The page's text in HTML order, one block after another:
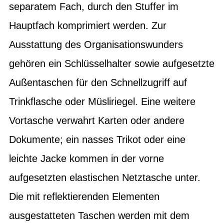
separatem Fach, durch den Stuffer im
Hauptfach komprimiert werden. Zur
Ausstattung des Organisationswunders
gehören ein Schlüsselhalter sowie aufgesetzte
Außentaschen für den Schnellzugriff auf
Trinkflasche oder Müsliriegel. Eine weitere
Vortasche verwahrt Karten oder andere
Dokumente; ein nasses Trikot oder eine
leichte Jacke kommen in der vorne
aufgesetzten elastischen Netztasche unter.
Die mit reflektierenden Elementen
ausgestatteten Taschen werden mit dem